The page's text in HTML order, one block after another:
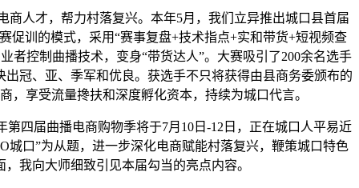
才，帮力村落复兴。本年5月，我们立异推出城口县首届
促训的模式，采用“赛事复盘+技术指点+实和带货+短视频查
者控制曲播技术，变身“带货达人”。大赛吸引了200余名选手
冠、亚、季军和优良。获选手不只将获得由县商务委颁布的
，享受流量搀扶和深度孵化资本，持续为城口代言。
届曲播电商购物季将于7月10日-12日，正在城口人平易近
城口”为从题，进一步深化电商赋能村落复兴，鞭策城口特色
我向大师细致引见本届勾当的亮点内容。